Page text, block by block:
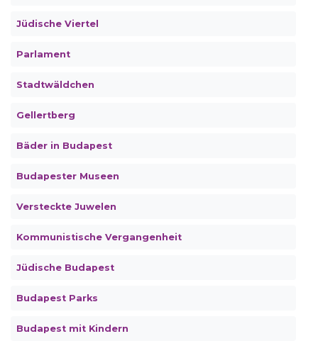
Jüdische Viertel
Parlament
Stadtwäldchen
Gellertberg
Bäder in Budapest
Budapester Museen
Versteckte Juwelen
Kommunistische Vergangenheit
Jüdische Budapest
Budapest Parks
Budapest mit Kindern